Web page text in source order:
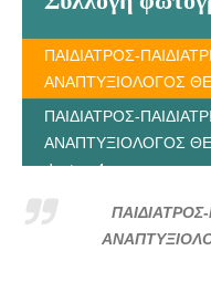
ΠΑΙΔΙΑΤΡΟΣ-
ΑΝΑΠΤΥΞΙΟΛΟΓΟΣ
ΠΑΙΔΙΑΤΡΟΣ-
ΑΝΑΠΤΥΞΙΟΛΟΓΟΣ
doctors4u.gr